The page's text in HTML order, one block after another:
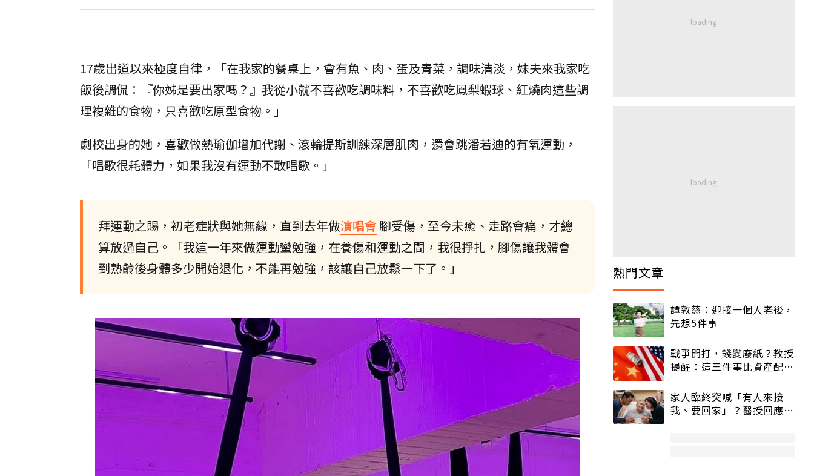
17歲出道以來極度自律，「在我家的餐桌上，會有魚、肉、蛋及青菜，調味清淡，妹夫來我家吃
飯後調侃：『你姊是要出家嗎？』我從小就不喜歡吃調味料，不喜歡吃鳳梨蝦球、紅燒肉這些調
理複雜的食物，只喜歡吃原型食物。」
劇校出身的她，喜歡做熱瑜伽增加代謝、滾輪提斯訓練深層肌肉，還會跳潘若迪的有氧運動，
「唱歌很耗體力，如果我沒有運動不敢唱歌。」
拜運動之賜，初老症狀與她無緣，直到去年做演唱會 腳受傷，至今未癒、走路會痛，才總
算放過自己。「我這一年來做運動蠻勉強，在養傷和運動之間，我很掙扎，腳傷讓我體會
到熟齡後身體多少開始退化，不能再勉強，該讓自己放鬆一下了。」
熱門文章
譚敦慈：迎接一個人老後，
先想5件事
戰爭開打，錢變廢紙？教授
提醒：這三件事比資產配置
家人臨終突喊「有人來接
我、要回家」？醫授回應方